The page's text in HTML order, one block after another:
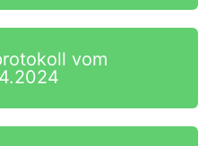
vom